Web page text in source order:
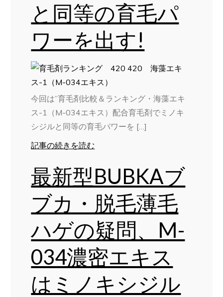
と同等の育毛パ
ワーを出す!
今回は”育毛剤比較＆ランキング・海藻エキ
ス-1（M-034エキス）配合育毛剤でミノキ
シジルと同等の育毛パワーを […]
記事の続きを読む
最新型BUBKAブ
ブカ・脱毛薄毛
ハゲの疑問、M-
034濃密エキス
はミノキシジル